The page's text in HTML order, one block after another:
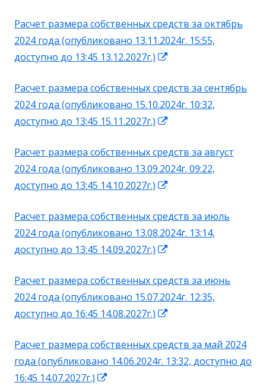
новом
окне
Расчет размера собственных средств за октябрь
2024 года (опубликовано 13.11.2024г. 15:55,
доступно до 13:45 13.12.2027г.)
новом
окне
Расчет размера собственных средств за сентябрь
2024 года (опубликовано 15.10.2024г. 10:32,
доступно до 13:45 15.11.2027г.)
новом
окне
Расчет размера собственных средств за август
2024 года (опубликовано 13.09.2024г. 09:22,
доступно до 13:45 14.10.2027г.)
новом
окне
Расчет размера собственных средств за июль
2024 года (опубликовано 13.08.2024г. 13:14,
доступно до 13:45 14.09.2027г.)
новом
окне
Расчет размера собственных средств за июнь
2024 года (опубликовано 15.07.2024г. 12:35,
доступно до 16:45 14.08.2027г.)
новом
окне
Расчет размера собственных средств за май 2024
года (опубликовано 14.06.2024г. 13:32, доступно до
16:45 14.07.2027г.)